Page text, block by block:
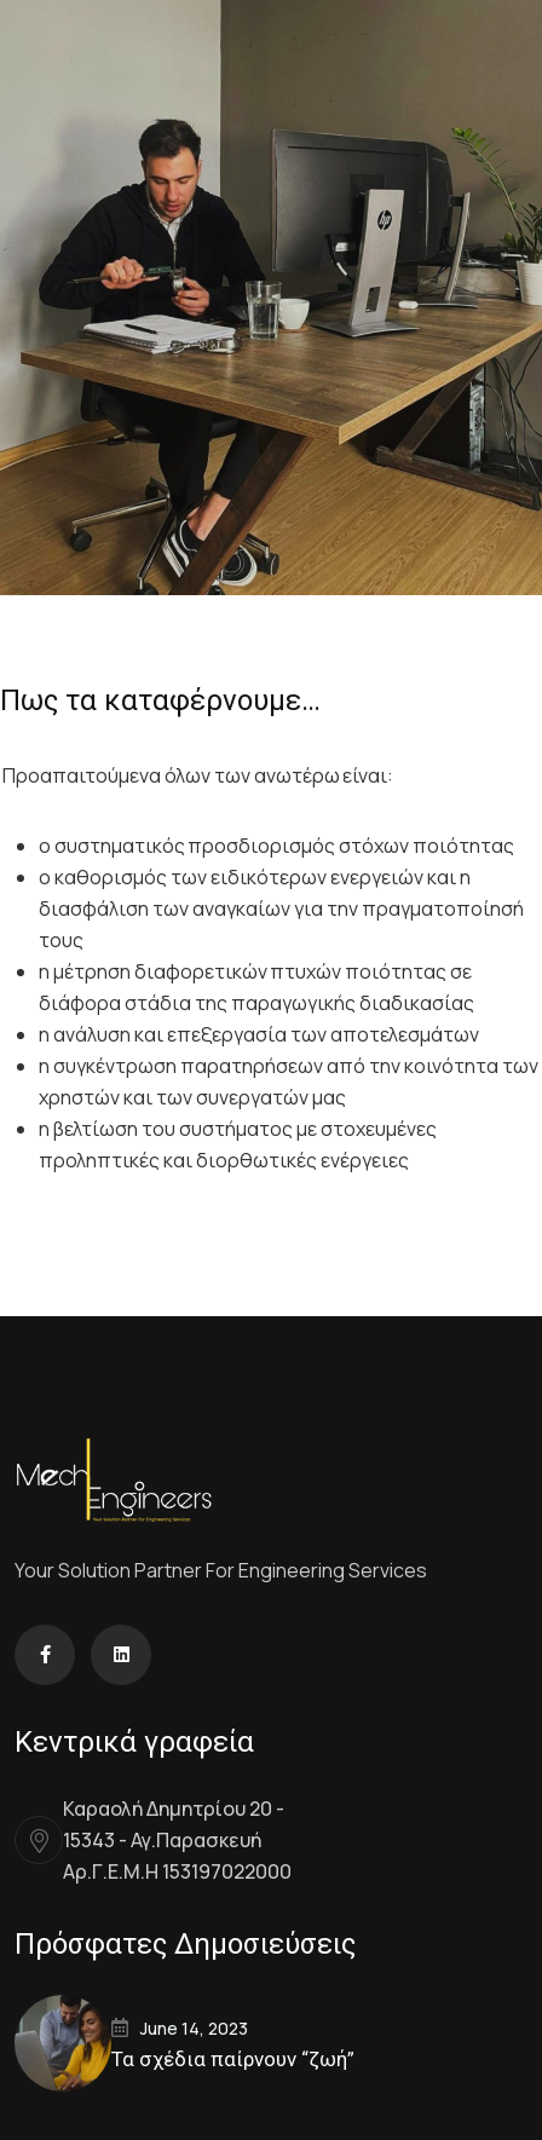
Πως τα καταφέρνουμε…
Προαπαιτούμενα όλων των ανωτέρω είναι:
ο συστηματικός προσδιορισμός στόχων ποιότητας
ο καθορισμός των ειδικότερων ενεργειών και η
διασφάλιση των αναγκαίων για την πραγματοποίησή
τους
η μέτρηση διαφορετικών πτυχών ποιότητας σε
διάφορα στάδια της παραγωγικής διαδικασίας
η ανάλυση και επεξεργασία των αποτελεσμάτων
η συγκέντρωση παρατηρήσεων από την κοινότητα των
χρηστών και των συνεργατών μας
η βελτίωση του συστήματος με στοχευμένες
προληπτικές και διορθωτικές ενέργειες
Your Solution Partner For Engineering Services
Κεντρικά γραφεία
Καραολή Δημητρίου 20 -
15343 - Αγ.Παρασκευή
Αρ.Γ.Ε.Μ.Η 153197022000
Πρόσφατες Δημοσιεύσεις
June 14, 2023
Τα σχέδια παίρνουν “ζωή”